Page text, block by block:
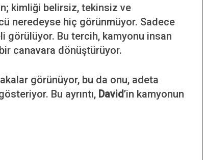
kimliği belirsiz, tekinsiz ve
neredeyse hiç görünmüyor. Sadece
görülüyor. Bu tercih, kamyonu insan
canavara dönüştürüyor.
görünüyor, bu da onu, adeta
Bu ayrıntı, David’in kamyonun